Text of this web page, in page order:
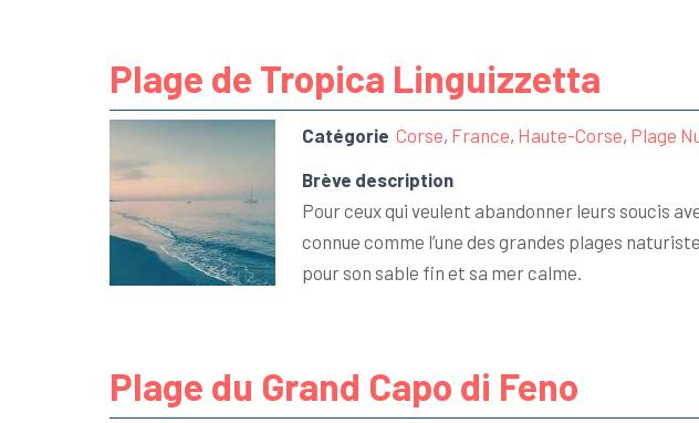
Plage de Tropica Linguizzetta
Catégorie Corse, France, Haute-Corse, Plage
Brève description
Pour ceux qui veulent abandonner leurs soucis
connue comme l’une des grandes plages
pour son sable fin et sa mer calme.
Plage du Grand Capo di Feno